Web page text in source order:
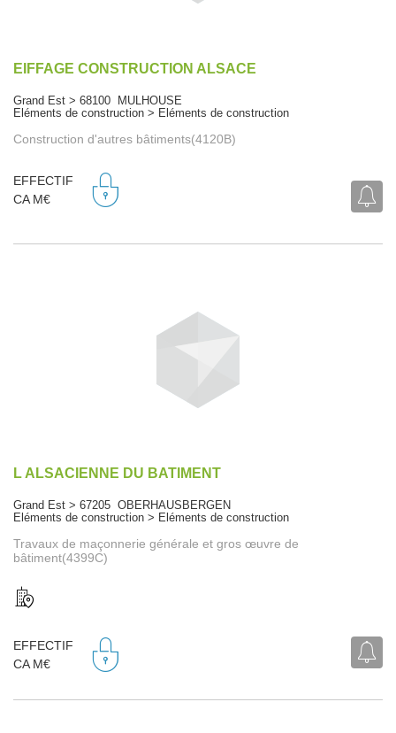
EIFFAGE CONSTRUCTION ALSACE
Grand Est > 68100 MULHOUSE
Eléments de construction > Eléments de construction
Construction d'autres bâtiments(4120B)
EFFECTIF
CA M€
L ALSACIENNE DU BATIMENT
Grand Est > 67205 OBERHAUSBERGEN
Eléments de construction > Eléments de construction
Travaux de maçonnerie générale et gros œuvre de
bâtiment(4399C)
EFFECTIF
CA M€